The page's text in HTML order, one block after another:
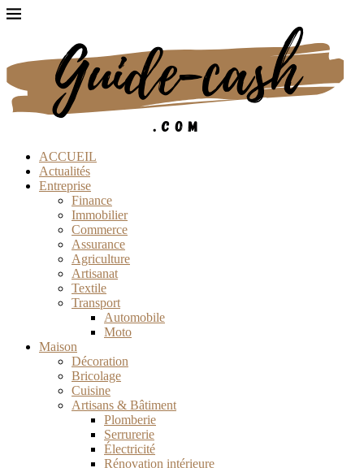
ACCUEIL
Actualités
Entreprise
Finance
Immobilier
Commerce
Assurance
Agriculture
Artisanat
Textile
Transport
Automobile
Moto
Maison
Décoration
Bricolage
Cuisine
Artisans & Bâtiment
Plomberie
Serrurerie
Électricité
Rénovation intérieure